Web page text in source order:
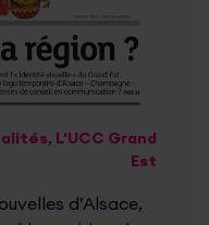
, L'UCC Grand
Est
d’Alsace,